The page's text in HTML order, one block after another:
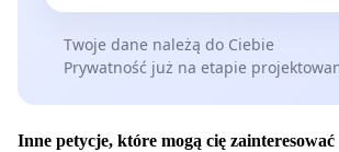
Twoje dane należą do Ciebie
Prywatność już na etapie
Inne petycje, które mogą cię zainteresować